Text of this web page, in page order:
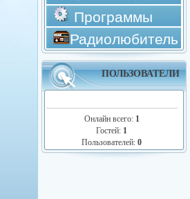
Программы
Радиолюбитель
ПОЛЬЗОВАТЕЛИ
Онлайн всего: 1
Гостей: 1
Пользователей:0